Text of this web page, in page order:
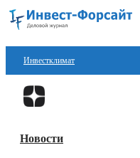
Инвестклимат
Финансы
Блокчейн
Новости